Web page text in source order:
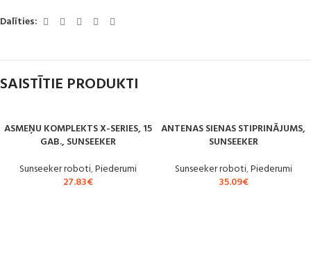
Dalīties:
SAISTĪTIE PRODUKTI
ASMEŅU KOMPLEKTS X-SERIES, 15
GAB., SUNSEEKER
Sunseeker roboti,Piederumi
27.83€
ANTENAS SIENAS STIPRINĀJUMS,
SUNSEEKER
Sunseeker roboti,Piederumi
35.09€